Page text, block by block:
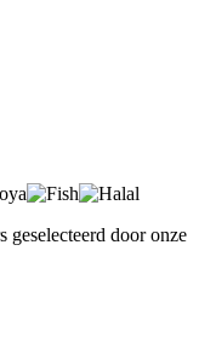
geselecteerd door onze